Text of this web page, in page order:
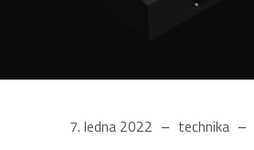
7. ledna 2022 technika